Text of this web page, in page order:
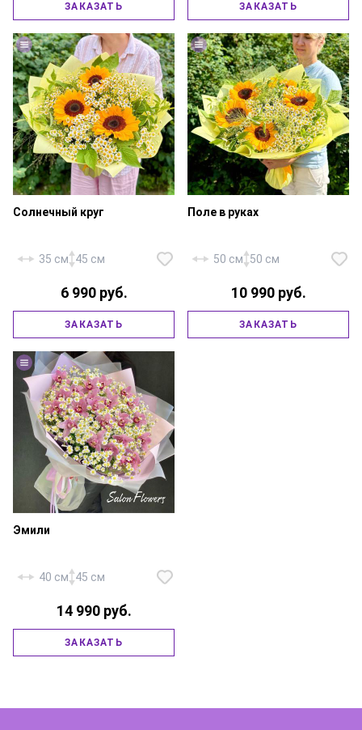
Ромашка (Камила, Танацентум)
ЗАКАЗАТЬ
фирменная упаковка, атласная
ЗАКАЗАТЬ
Ромашка (танацетум, камила) —
паникум — 4 шт., зелень,
фирменная упаковка, атласная
Солнечный круг
35 см 45 см
6 990 руб.
ЗАКАЗАТЬ
Подсолнух — 5 шт., ромашка
паникум — 7 шт., зелень,
фирменная упаковка, атласная
Поле в руках
50 см 50 см
10 990 руб.
ЗАКАЗАТЬ
— 25 шт., орхидея (цимбидиум)
— 15 шт., фирменная упаковка,
Эмили
40 см 45 см
14 990 руб.
ЗАКАЗАТЬ